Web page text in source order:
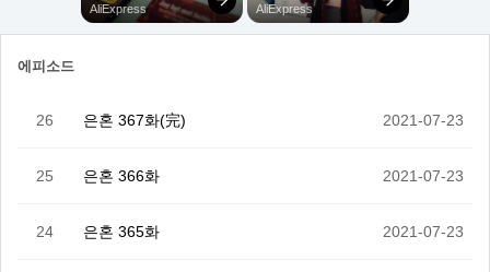
에피소드
26 은혼 367화(完) 2021-07-23
25 은혼 366화 2021-07-23
24 은혼 365화 2021-07-23